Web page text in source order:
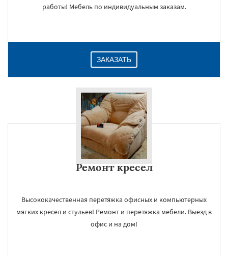
работы! Мебель по индивидуальным заказам.
ЗАКАЗАТЬ
Ремонт кресел
Высококачественная перетяжка офисных и компьютерных
мягких кресел и стульев! Ремонт и перетяжка мебели. Выезд в
офис и на дом!